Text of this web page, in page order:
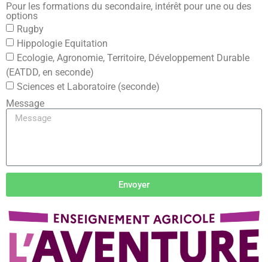
Pour les formations du secondaire, intérêt pour une ou des
options
Rugby
Hippologie Equitation
Ecologie, Agronomie, Territoire, Développement Durable
(EATDD, en seconde)
Sciences et Laboratoire (seconde)
Message
Envoyer